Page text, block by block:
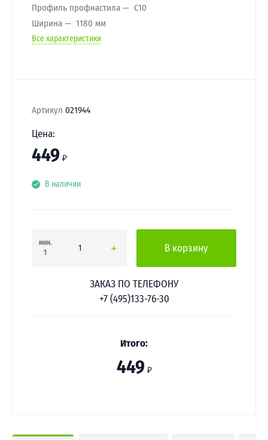
Профиль профнастила
C10
Ширина
1180 мм
Все характеристики
Артикул 021944
Цена:
449 ₽
В наличии
мин.
1
В корзину
ЗАКАЗ ПО ТЕЛЕФОНУ
+7 (495)133-76-30
Итого:
449 ₽